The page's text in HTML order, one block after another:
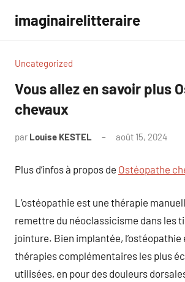
contenu
imaginairelitteraire
Uncategorized
Vous allez en savoir plus
chevaux
par Louise KESTEL août 15, 2024
Plus d’infos à propos de Ostéopathe
L’ostéopathie est une thérapie
remettre du néoclassicisme dans les
jointure. Bien implantée, l’ostéopathie
thérapies complémentaires les plus
utilisées, en pour des douleurs